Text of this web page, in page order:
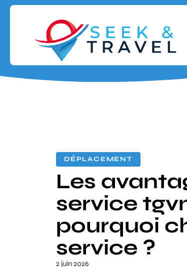
DÉPLACEMENT
Les
service
pourquoi
service ?
2 juin 2026